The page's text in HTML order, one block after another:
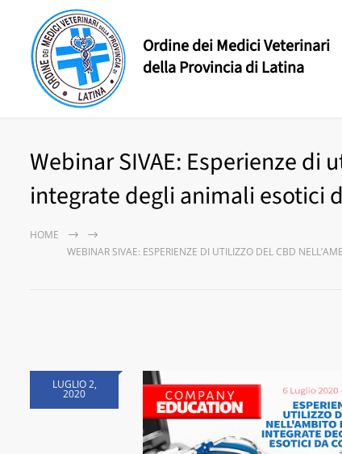
Ordine dei Medici Veterinari
della Provincia di Latina
Webinar SIVAE: Esperienze di
integrate degli animali esotici
HOME
WEBINAR SIVAE: ESPERIENZE DI UTILIZZO DEL CBD
LUGLIO 2,
2020